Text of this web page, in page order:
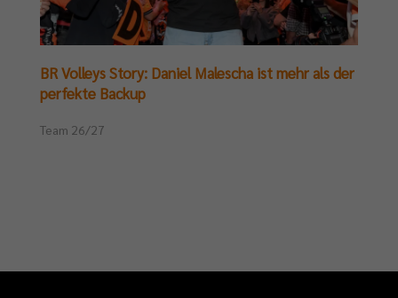
BR Volleys Story: Daniel Malescha ist mehr als der
perfekte Backup
Team 26/27